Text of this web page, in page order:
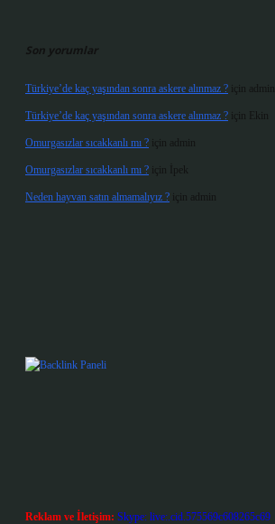
Son yorumlar
Türkiye’de kaç yaşından sonra askere alınmaz ? için admin
Türkiye’de kaç yaşından sonra askere alınmaz ? için Ekin
Omurgasızlar sıcakkanlı mı ? için admin
Omurgasızlar sıcakkanlı mı ? için İpek
Neden hayvan satın almamalıyız ? için admin
Reklam ve İletişim: Skype: live:.cid.575569c608265c69